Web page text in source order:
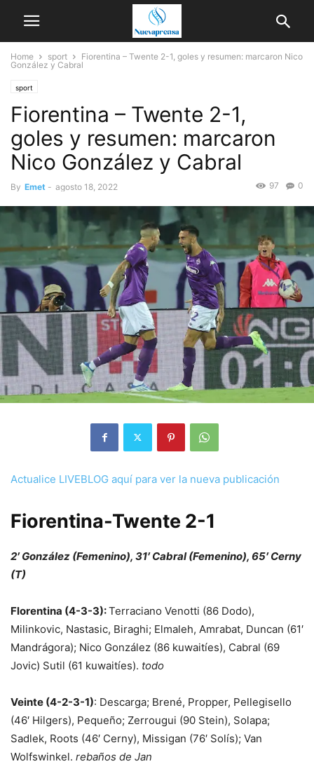
Home sport
Fiorentina – Twente 2-1, goles y resumen: marcaron Nico
González y Cabral
sport
Fiorentina – Twente 2-1,
goles y resumen: marcaron
Nico González y Cabral
By Emet - agosto 18, 2022 0
97
Actualice LIVEBLOG aquí para ver la nueva publicación
Fiorentina-Twente 2-1
2′ González (Femenino), 31′ Cabral (Femenino), 65′ Cerny
(T)
Florentina (4-3-3):Terraciano Venotti (86 Dodo),
Milinkovic, Nastasic, Biraghi; Elmaleh, Amrabat, Duncan (61′
Mandrágora); Nico González (86 kuwaitíes), Cabral (69
Jovic) Sutil (61 kuwaitíes). todo
Veinte (4-2-3-1): Descarga; Brené, Propper, Pellegisello
(46′ Hilgers), Pequeño; Zerrougui (90 Stein), Solapa;
Sadlek, Roots (46′ Cerny), Missigan (76′ Solís); Van
Wolfswinkel. rebaños de Jan